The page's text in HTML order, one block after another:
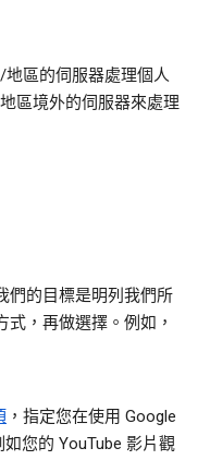
區的伺服器處理個人
境外的伺服器來處理
們的目標是明列我們所
，再做選擇。例如，
，指定您在使用 Google
您的 YouTube 影片觀